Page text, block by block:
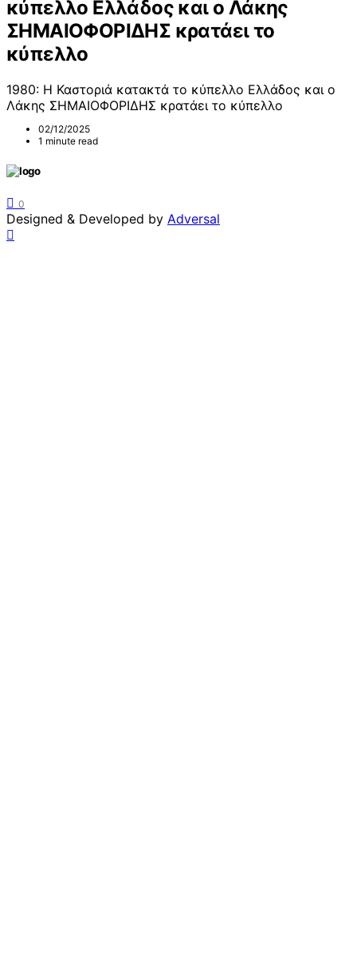
κύπελλο Ελλάδος και ο Λάκης
ΣΗΜΑΙΟΦΟΡΙΔΗΣ κρατάει το
κύπελλο
1980: Η Καστοριά κατακτά το κύπελλο Ελλάδος και ο
Λάκης ΣΗΜΑΙΟΦΟΡΙΔΗΣ κρατάει το κύπελλο
02/12/2025
1 minute read
0
Designed & Developed by Adversal